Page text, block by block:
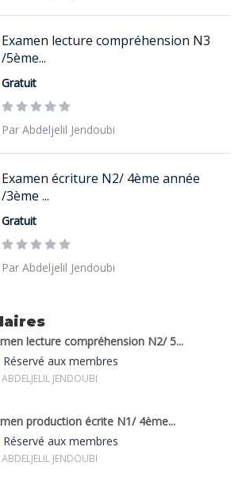
Examen lecture compréhension N3
/5ème...
Gratuit
Par Abdeljelil Jendoubi
Examen écriture N2/ 4ème année
/3ème ...
Gratuit
Par Abdeljelil Jendoubi
lecture compréhension N2/ 5...
Réservé aux membres
JENDOUBI
production écrite N1/ 4ème...
Réservé aux membres
JENDOUBI